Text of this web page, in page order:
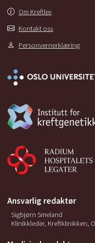
Om Kreftlex
Kontakt oss
Personvernerklæring
Ansvarlig redaktør
Sigbjørn Smeland
Klinikkleder, Kreftklinikken,